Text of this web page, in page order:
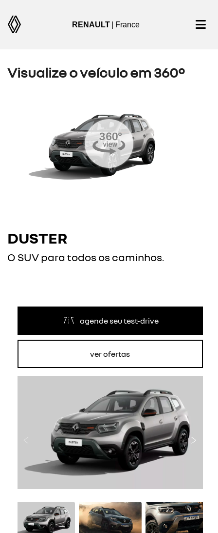
RENAULT | France
Visualize o veículo em 360°
DUSTER
O SUV para todos os caminhos.
agende seu test-drive
ver ofertas
Anterior